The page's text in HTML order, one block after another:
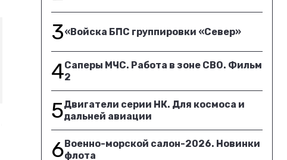
3«Войска БПС группировки «Север»
4Саперы МЧС. Работа в зоне СВО. Фильм
2
5Двигатели серии НК. Для космоса и
дальней авиации
6Военно-морской салон-2026. Новинки
флота